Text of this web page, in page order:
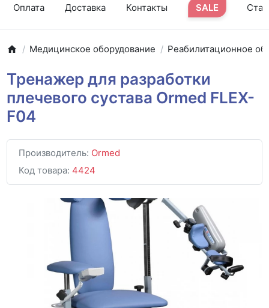
Оплата Доставка Контакты SALE
Медицинское оборудование Реабилитационное
Тренажер для разработки
плечевого сустава Ormed FLEX-
F04
Производитель: Ormed
Код товара: 4424